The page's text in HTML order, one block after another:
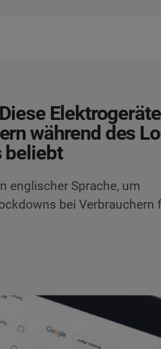
während des
beliebt
englischer Sprache, um
bei Verbrauchern